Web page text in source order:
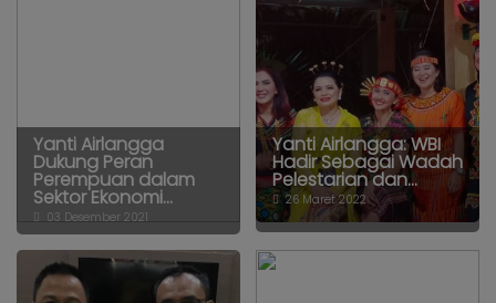
Yanti Airlangga
Dukung Peran
Perempuan dalam
Sektor Ekonomi...
03 Desember 2021
Yanti Airlangga: WBI
Hadir Sebagai Wadah
Pelestarian dan...
26 Maret 2022